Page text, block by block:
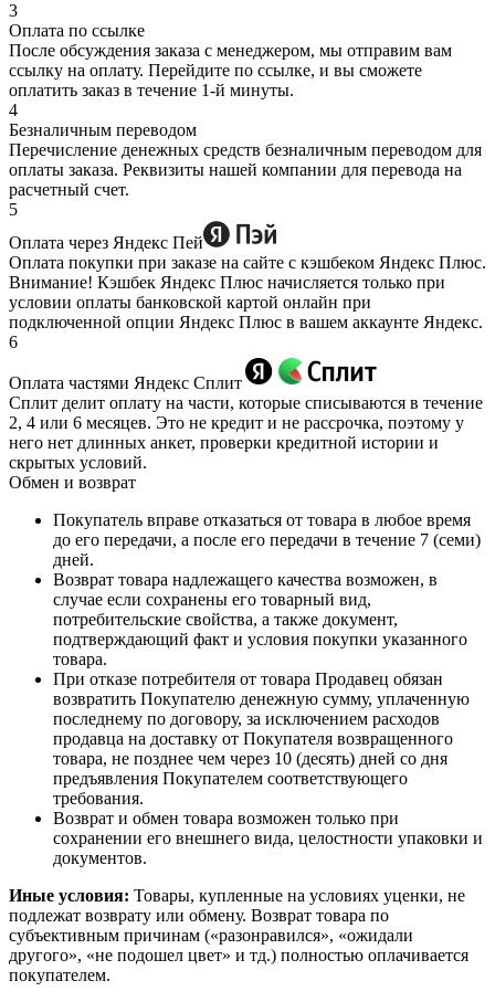
3
Оплата по ссылке
После обсуждения заказа с менеджером, мы отправим вам
ссылку на оплату. Перейдите по ссылке, и вы сможете
оплатить заказ в течение 1-й минуты.
4
Безналичным переводом
Перечисление денежных средств безналичным переводом для
оплаты заказа. Реквизиты нашей компании для перевода на
расчетный счет.
5
Оплата через Яндекс Пей
Оплата покупки при заказе на сайте с кэшбеком Яндекс Плюс.
Внимание! Кэшбек Яндекс Плюс начисляется только при
условии оплаты банковской картой онлайн при
подключенной опции Яндекс Плюс в вашем аккаунте Яндекс.
6
Оплата частями Яндекс Сплит
Сплит делит оплату на части, которые списываются в течение
2, 4 или 6 месяцев. Это не кредит и не рассрочка, поэтому у
него нет длинных анкет, проверки кредитной истории и
скрытых условий.
Обмен и возврат
Покупатель вправе отказаться от товара в любое время
до его передачи, а после его передачи в течение 7 (семи)
дней.
Возврат товара надлежащего качества возможен, в
случае если сохранены его товарный вид,
потребительские свойства, а также документ,
подтверждающий факт и условия покупки указанного
товара.
При отказе потребителя от товара Продавец обязан
возвратить Покупателю денежную сумму, уплаченную
последнему по договору, за исключением расходов
продавца на доставку от Покупателя возвращенного
товара, не позднее чем через 10 (десять) дней со дня
предъявления Покупателем соответствующего
требования.
Возврат и обмен товара возможен только при
сохранении его внешнего вида, целостности упаковки и
документов.
Иные условия: Товары, купленные на условиях уценки, не
подлежат возврату или обмену. Возврат товара по
субъективным причинам («разонравился», «ожидали
другого», «не подошел цвет» и тд.) полностью оплачивается
покупателем.